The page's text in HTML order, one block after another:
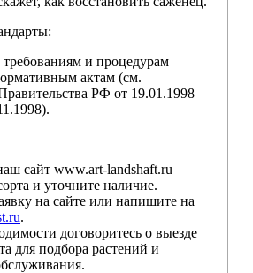
и процедурам
актам (см.
РФ от 19.01.1998
сайт www.art-landshaft.ru —
и уточните наличие.
на сайте или напишите на
.
договоритесь о выезде
для подбора растений и